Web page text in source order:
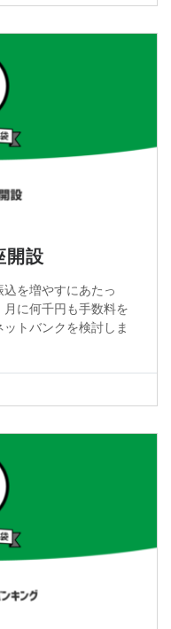
開設
を増やすにあたっ
に何千円も手数料を
トバンクを検討しま